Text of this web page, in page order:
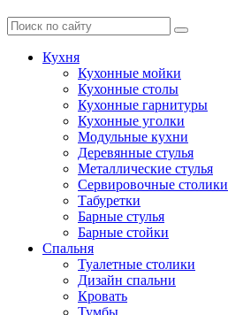
Кухня
Кухонные мойки
Кухонные столы
Кухонные гарнитуры
Кухонные уголки
Модульные кухни
Деревянные стулья
Металлические стулья
Сервировочные столики
Табуретки
Барные стулья
Барные стойки
Спальня
Туалетные столики
Дизайн спальни
Кровать